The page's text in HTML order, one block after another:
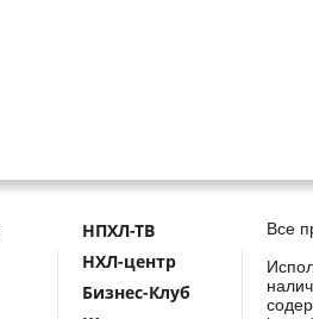
НПХЛ-ТВ
НХЛ-центр
Бизнес-Клуб
Все